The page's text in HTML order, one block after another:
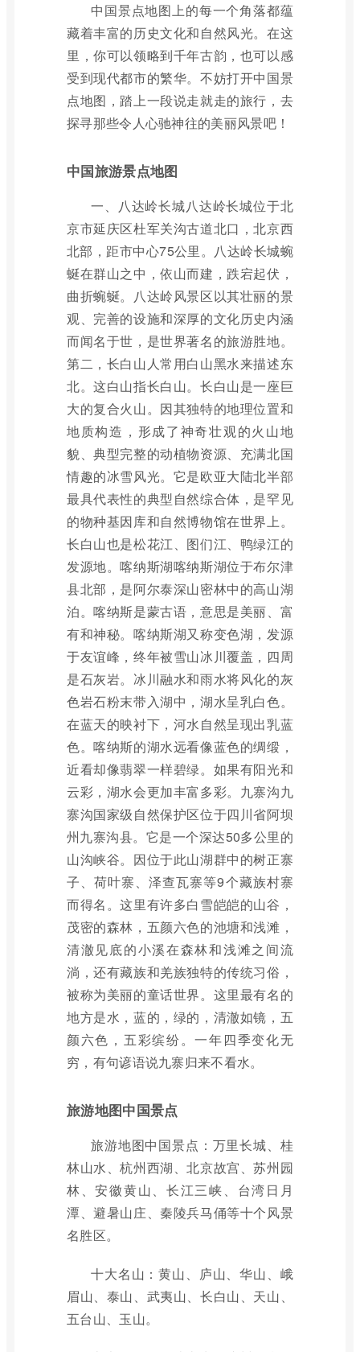
中国景点地图上的每一个角落都蕴
藏着丰富的历史文化和自然风光。在这
里，你可以领略到千年古韵，也可以感
受到现代都市的繁华。不妨打开中国景
点地图，踏上一段说走就走的旅行，去
探寻那些令人心驰神往的美丽风景吧！
中国旅游景点地图
一、八达岭长城八达岭长城位于北
京市延庆区杜军关沟古道北口，北京西
北部，距市中心75公里。八达岭长城蜿
蜒在群山之中，依山而建，跌宕起伏，
曲折蜿蜒。八达岭风景区以其壮丽的景
观、完善的设施和深厚的文化历史内涵
而闻名于世，是世界著名的旅游胜地。
第二，长白山人常用白山黑水来描述东
北。这白山指长白山。长白山是一座巨
大的复合火山。因其独特的地理位置和
地质构造，形成了神奇壮观的火山地
貌、典型完整的动植物资源、充满北国
情趣的冰雪风光。它是欧亚大陆北半部
最具代表性的典型自然综合体，是罕见
的物种基因库和自然博物馆在世界上。
长白山也是松花江、图们江、鸭绿江的
发源地。喀纳斯湖喀纳斯湖位于布尔津
县北部，是阿尔泰深山密林中的高山湖
泊。喀纳斯是蒙古语，意思是美丽、富
有和神秘。喀纳斯湖又称变色湖，发源
于友谊峰，终年被雪山冰川覆盖，四周
是石灰岩。冰川融水和雨水将风化的灰
色岩石粉末带入湖中，湖水呈乳白色。
在蓝天的映衬下，河水自然呈现出乳蓝
色。喀纳斯的湖水远看像蓝色的绸缎，
近看却像翡翠一样碧绿。如果有阳光和
云彩，湖水会更加丰富多彩。九寨沟九
寨沟国家级自然保护区位于四川省阿坝
州九寨沟县。它是一个深达50多公里的
山沟峡谷。因位于此山湖群中的树正寨
子、荷叶寨、泽查瓦寨等9个藏族村寨
而得名。这里有许多白雪皑皑的山谷，
茂密的森林，五颜六色的池塘和浅滩，
清澈见底的小溪在森林和浅滩之间流
淌，还有藏族和羌族独特的传统习俗，
被称为美丽的童话世界。这里最有名的
地方是水，蓝的，绿的，清澈如镜，五
颜六色，五彩缤纷。一年四季变化无
穷，有句谚语说九寨归来不看水。
旅游地图中国景点
旅游地图中国景点：万里长城、桂
林山水、杭州西湖、北京故宫、苏州园
林、安徽黄山、长江三峡、台湾日月
潭、避暑山庄、秦陵兵马俑等十个风景
名胜区。
十大名山：黄山、庐山、华山、峨
眉山、泰山、武夷山、长白山、天山、
五台山、玉山。